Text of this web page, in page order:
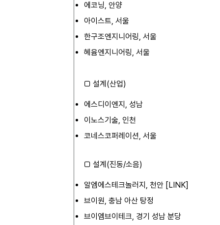
에코닝, 안양
아이스트, 서울
한구조엔지니어링, 서울
혜윰엔지니어링, 서울
□ 설계(산업)
에스디이엔지, 성남
이노스기술, 인천
코네스코퍼레이션, 서울
□ 설계(진동/소음)
알엠에스테크놀러지, 천안 [LINK]
브이원, 충남 아산 탕정
브이엠브이테크, 경기 성남 분당